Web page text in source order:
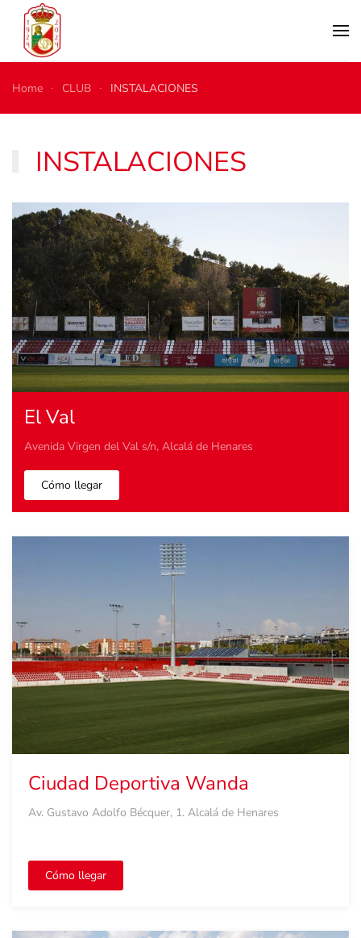
Skip to main content
Home CLUB INSTALACIONES
INSTALACIONES
El Val
Avenida Virgen del Val s/n, Alcalá de Henares
Cómo llegar
Ciudad Deportiva Wanda
Av. Gustavo Adolfo Bécquer, 1. Alcalá de Henares
Cómo llegar